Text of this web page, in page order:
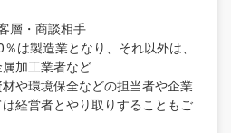
層・商談相手
％は製造業となり、それ以外は、
加工業者など
材や環境保全などの担当者や企業
経営者とやり取りすることもご